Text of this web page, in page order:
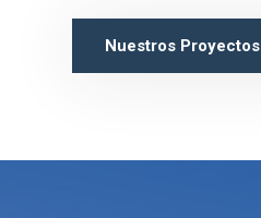
Nuestros Proyectos